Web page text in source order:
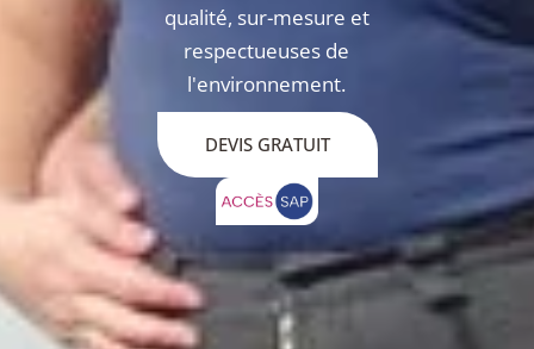
qualité, sur-mesure et
respectueuses de
l'environnement.
DEVIS GRATUIT